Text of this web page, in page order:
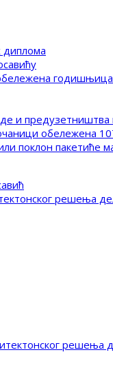
диплома
и
обележена
поклон
решења
решења